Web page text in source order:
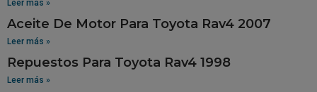
Leer más »
Aceite De Motor Para Toyota Rav4 2007
Leer más »
Repuestos Para Toyota Rav4 1998
Leer más »